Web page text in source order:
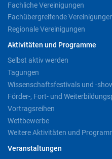
Fachliche Vereinigungen
Fachübergreifende
Regionale Vereinigungen
Aktivitäten und Programme
Selbst aktiv werden
Tagungen
Wissenschaftsfestivals und -
Förder-, Fort- und
Vortragsreihen
Wettbewerbe
Weitere Aktivitäten und
Veranstaltungen